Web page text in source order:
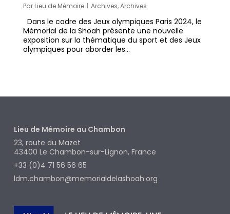
Par Lieu de Mémoire Archives,Archives
Dans le cadre des Jeux olympiques Paris 2024, le
Mémorial de la Shoah présente une nouvelle
exposition sur la thématique du sport et des Jeux
olympiques pour aborder les…
Lieu de Mémoire au Chambon
23, route du Mazet
43400 Le Chambon-sur-Lignon, France
+33 (0)4 71 56 56 65
ldm.chambon@memorialdelashoah.org